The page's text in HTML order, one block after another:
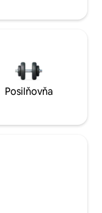
Posilňovňa